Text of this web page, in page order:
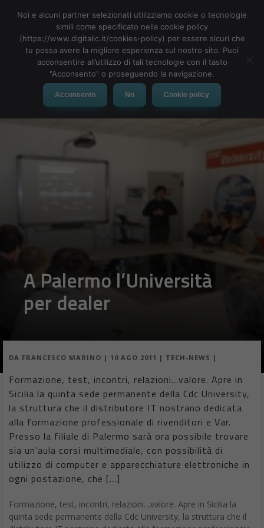
MENU
A Palermo l’Università
per dealer
DA FRANCESCO MARINO | 10 AGO 2011 | TECH-NEWS |
Formazione, test, incontri, relazioni…valore. Apre in
Sicilia la quinta sede permanente della Cdc University,
la struttura che il distributore IT nostrano dedicata
alla formazione professionale di rivenditori e Var.
Presso la filiale di Palermo sarà ora possibile trovare
sia un’aula corsi multimediale, con possibilità di
utilizzo di computer e apparecchiature elettroniche in
ogni postazione, che […]
Formazione, test, incontri, relazioni…valore. Apre in Sicilia la
quinta sede permanente della Cdc University, la struttura che il
Noi e alcuni partner selezionati utilizziamo cookie o tecnologie
simili come specificato nella cookie policy
(https://www.digitalic.it/cookies-policy) per essere sicuri che
tu possa avere la migliore esperienza sul nostro sito. Puoi
acconsentire all’utilizzo di tali tecnologie con il tasto
"Acconsento" o proseguendo la navigazione.
Acconsento No Cookie policy